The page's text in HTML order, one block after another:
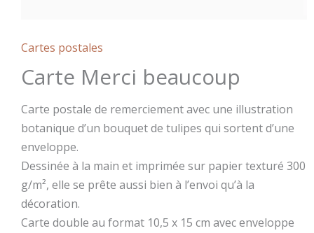
Cartes postales
Carte Merci beaucoup
Carte postale de remerciement avec une illustration
botanique d’un bouquet de tulipes qui sortent d’une
enveloppe.
Dessinée à la main et imprimée sur papier texturé 300
g/m², elle se prête aussi bien à l’envoi qu’à la
décoration.
Carte double au format 10,5 x 15 cm avec enveloppe